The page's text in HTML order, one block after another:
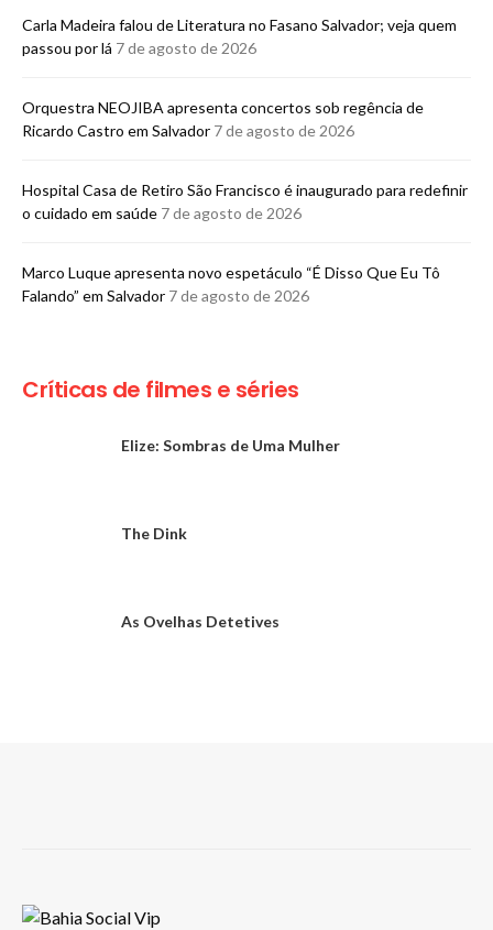
Carla Madeira falou de Literatura no Fasano Salvador; veja quem
passou por lá 7 de agosto de 2026
Orquestra NEOJIBA apresenta concertos sob regência de
Ricardo Castro em Salvador 7 de agosto de 2026
Hospital Casa de Retiro São Francisco é inaugurado para redefinir
o cuidado em saúde 7 de agosto de 2026
Marco Luque apresenta novo espetáculo “É Disso Que Eu Tô
Falando” em Salvador 7 de agosto de 2026
Críticas de filmes e séries
Elize: Sombras de Uma Mulher
The Dink
As Ovelhas Detetives